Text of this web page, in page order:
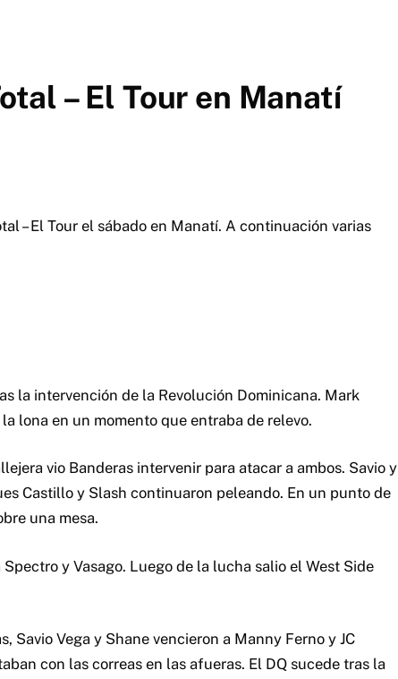
– El Tour en Manatí
– El Tour el sábado en Manatí. A continuación varias
la intervención de la Revolución Dominicana. Mark
lona en un momento que entraba de relevo.
vio Banderas intervenir para atacar a ambos. Savio y
Castillo y Slash continuaron peleando. En un punto de
una mesa.
y Vasago. Luego de la lucha salio el West Side
Savio Vega y Shane vencieron a Manny Ferno y JC
con las correas en las afueras. El DQ sucede tras la